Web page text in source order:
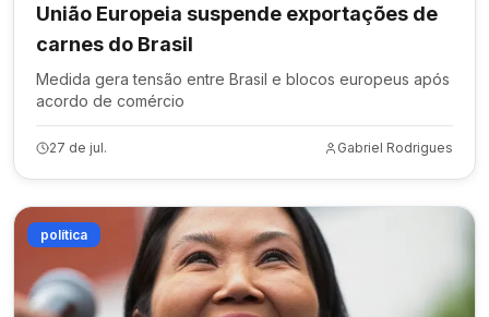
União Europeia suspende exportações de
carnes do Brasil
Medida gera tensão entre Brasil e blocos europeus após
acordo de comércio
27 de jul. Gabriel Rodrigues
política